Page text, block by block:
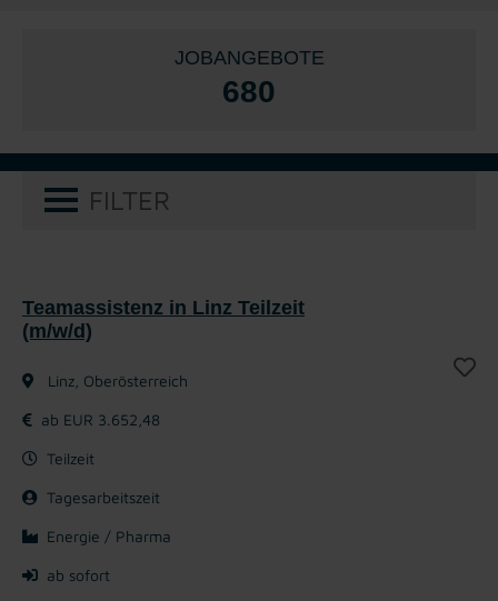
JOBANGEBOTE
680
FILTER
Teamassistenz in Linz Teilzeit
(m/w/d)
Linz, Oberösterreich
ab EUR 3.652,48
Teilzeit
Tagesarbeitszeit
Energie / Pharma
ab sofort